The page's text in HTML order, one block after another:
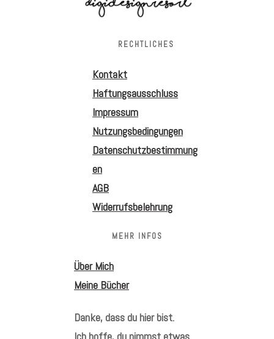
RECHTLICHES
Kontakt
Haftungsausschluss
Impressum
Nutzungsbedingungen
Datenschutzbestimmung
en
AGB
Widerrufsbelehrung
MEHR INFOS
Über Mich
Meine Bücher
Danke, dass du hier bist.
Ich hoffe, du nimmst etwas